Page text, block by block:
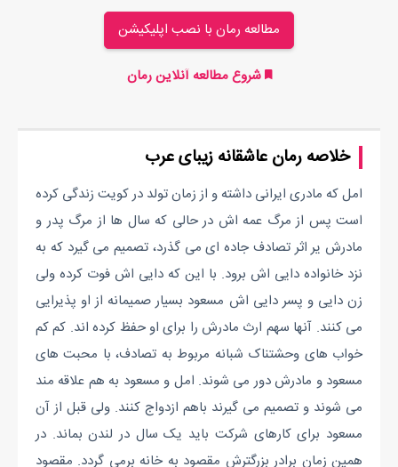
مطالعه رمان با نصب اپلیکیشن
شروع مطالعه آنلاین رمان
خلاصه رمان عاشقانه زیبای عرب
امل که مادری ایرانی داشته و از زمان تولد در کویت زندگی کرده
است پس از مرگ عمه اش در حالی که سال ها از مرگ پدر و
مادرش یر اثر تصادف جاده ای می گذرد، تصمیم می گیرد که به
نزد خانواده دایی اش برود. با این که دایی اش فوت کرده ولی
زن دایی و پسر دایی اش مسعود بسیار صمیمانه از او پذیرایی
می کنند. آنها سهم ارث مادرش را برای او حفظ کرده اند. کم کم
خواب های وحشتناک شبانه مربوط به تصادف، با محبت های
مسعود و مادرش دور می شوند. امل و مسعود به هم علاقه مند
می شوند و تصمیم می گیرند باهم ازدواج کنند. ولی قبل از آن
مسعود برای کارهای شرکت باید یک سال در لندن بماند. در
همین زمان برادر بزرگترش مقصود به خانه برمی گردد. مقصود